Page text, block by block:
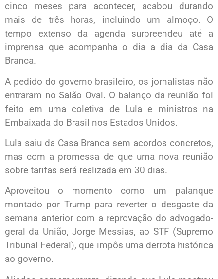
cinco meses para acontecer, acabou durando
mais de três horas, incluindo um almoço. O
tempo extenso da agenda surpreendeu até a
imprensa que acompanha o dia a dia da Casa
Branca.
A pedido do governo brasileiro, os jornalistas não
entraram no Salão Oval. O balanço da reunião foi
feito em uma coletiva de Lula e ministros na
Embaixada do Brasil nos Estados Unidos.
Lula saiu da Casa Branca sem acordos concretos,
mas com a promessa de que uma nova reunião
sobre tarifas será realizada em 30 dias.
Aproveitou o momento como um palanque
montado por Trump para reverter o desgaste da
semana anterior com a reprovação do advogado-
geral da União, Jorge Messias, ao STF (Supremo
Tribunal Federal), que impôs uma derrota histórica
ao governo.